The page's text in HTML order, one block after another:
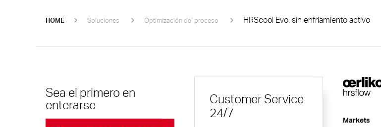
HOME Soluciones Optimización del proceso HRScool Evo: sin enfriamiento activo
Sea el primero en
enterarse
Customer Service
24/7
Markets